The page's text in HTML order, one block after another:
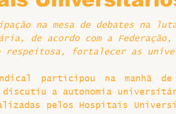
Nova Sintet News Suplentes
Greve
na mesa de debates na
de acordo com a Federação,
respeitosa, fortalecer as
participou na manhã
discutiu a autonomia
pelos Hospitais